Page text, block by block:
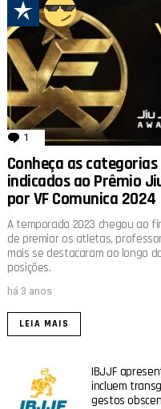
1 comentário
Conheça as
indicados ao Prêmio
por VF Comunica 2024
A temporada 2023 chegou ao
de premiar os atletas,
mais se destacaram ao longo
posições.
há 3 anos
LEIA MAIS
IBJJF
incluem
gestos